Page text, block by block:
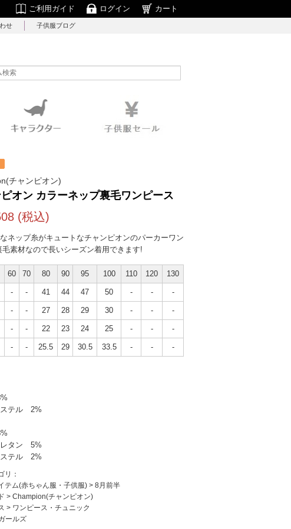
ご利用ガイド ログイン カート
せ 子供服ブログ
チャンピオン)
オン カラーネップ裏毛ワンピース
(税込)
ネップ糸がキュートなチャンピオンのパーカーワン
毛素材なので長いシーズン着用できます!
60 70 80 90 95 100 110 120 130
- - 41 44 47 50 - - -
- - 27 28 29 30 - - -
- - 22 23 24 25 - - -
- - 25.5 29 30.5 33.5 - - -
テル 2%
タン 5%
テル 2%
リ：
テム(赤ちゃん服・子供服) > 8月前半
> Champion(チャンピオン)
> ワンピース・チュニック
ールズ